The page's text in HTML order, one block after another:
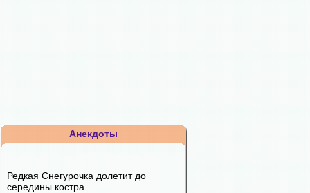
Анекдоты
Редкая Снегурочка долетит до
середины костра...